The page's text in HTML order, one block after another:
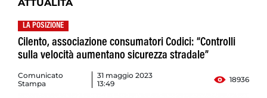
ATTUALITÀ
LA POSIZIONE
Cilento, associazione consumatori Codici: “Controlli
sulla velocità aumentano sicurezza stradale”
Comunicato
Stampa
31 maggio 2023
13:49
18936